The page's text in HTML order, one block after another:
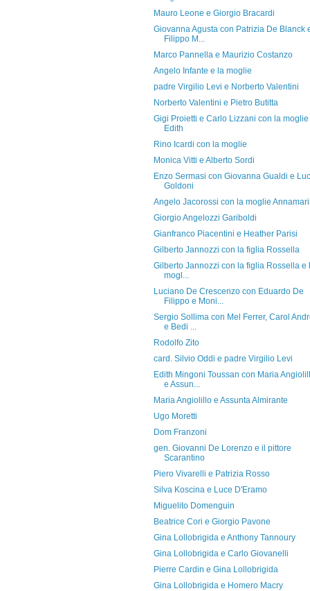
Mauro Leone e Giorgio Bracardi
Giovanna Agusta con Patrizia De Blanck
Filippo M...
Marco Pannella e Maurizio Costanzo
Angelo Infante e la moglie
padre Virgilio Levi e Norberto Valentini
Norberto Valentini e Pietro Butitta
Gigi Proietti e Carlo Lizzani con la moglie
Edith
Rino Icardi con la moglie
Monica Vitti e Alberto Sordi
Enzo Sermasi con Giovanna Gualdi e
Goldoni
Angelo Jacorossi con la moglie
Giorgio Angelozzi Gariboldi
Gianfranco Piacentini e Heather Parisi
Gilberto Jannozzi con la figlia Rossella
Gilberto Jannozzi con la figlia Rossella e
mogl...
Luciano De Crescenzo con Eduardo De
Filippo e Moni...
Sergio Sollima con Mel Ferrer, Carol
e Bedi ...
Rodolfo Zito
card. Silvio Oddi e padre Virgilio Levi
Edith Mingoni Toussan con Maria
e Assun...
Maria Angiolillo e Assunta Almirante
Ugo Moretti
Dom Franzoni
gen. Giovanni De Lorenzo e il pittore
Scarantino
Piero Vivarelli e Patrizia Rosso
Silva Koscina e Luce D'Eramo
Miguelito Domenguin
Beatrice Cori e Giorgio Pavone
Gina Lollobrigida e Anthony Tannoury
Gina Lollobrigida e Carlo Giovanelli
Pierre Cardin e Gina Lollobrigida
Gina Lollobrigida e Homero Macry